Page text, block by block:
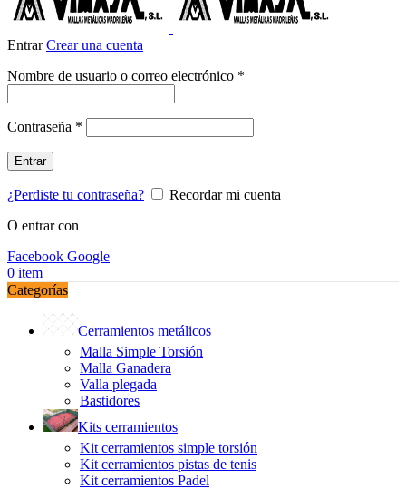
EntrarCrear una cuenta
Nombre de usuario o correo electrónico *
Contraseña *
Entrar
¿Perdiste tu contraseña?
Recordar mi cuenta
O entrar con
Facebook Google
0 item
Categorías
Cerramientos metálicos
Malla Simple Torsión
Malla Ganadera
Valla plegada
Bastidores
Kits cerramientos
Kit cerramientos simple torsión
Kit cerramientos pistas de tenis
Kit cerramientos Padel